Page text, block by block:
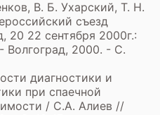
В. Б. Ухарский, Т. Н.
съезд
20 22 сентября 2000г.:
Волгоград, 2000. - С.
диагностики и
при спаечной
/ С.А. Алиев //